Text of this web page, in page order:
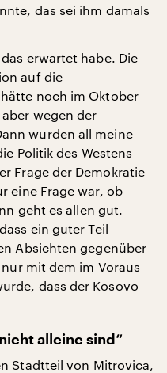
das sei ihm damals
erwartet habe. Die
auf die
noch im Oktober
wegen der
wurden all meine
Politik des Westens
Frage der Demokratie
eine Frage war, ob
geht es allen gut.
ein guter Teil
Absichten gegenüber
mit dem im Voraus
dass der Kosovo
alleine sind“
Stadtteil von Mitrovica,